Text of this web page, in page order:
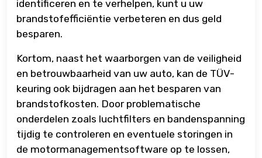
identificeren en te verhelpen, kunt u uw
brandstofefficiëntie verbeteren en dus geld
besparen.
Kortom, naast het waarborgen van de veiligheid
en betrouwbaarheid van uw auto, kan de TÜV-
keuring ook bijdragen aan het besparen van
brandstofkosten. Door problematische
onderdelen zoals luchtfilters en bandenspanning
tijdig te controleren en eventuele storingen in
de motormanagementsoftware op te lossen,